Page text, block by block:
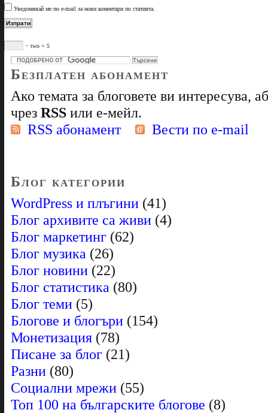
Уведомявай ме по e-mail за нови коментари по статията.
− two = 5
Безплатен абонамент
Ако темата за блоговете ви интересува,
чрез RSS или е-мейл.
RSS абонамент
Вести по e-mail
Блог категории
WordPress и плъгини (41)
Блог архивите са живи (4)
Блог маркетинг (62)
Блог музика (26)
Блог новини (22)
Блог статистика (80)
Блог теми (5)
Блогове и блогъри (154)
Монетизация (78)
Писане за блог (21)
Разни (80)
Социални мрежи (55)
Топ 100 на българските блогове (8)